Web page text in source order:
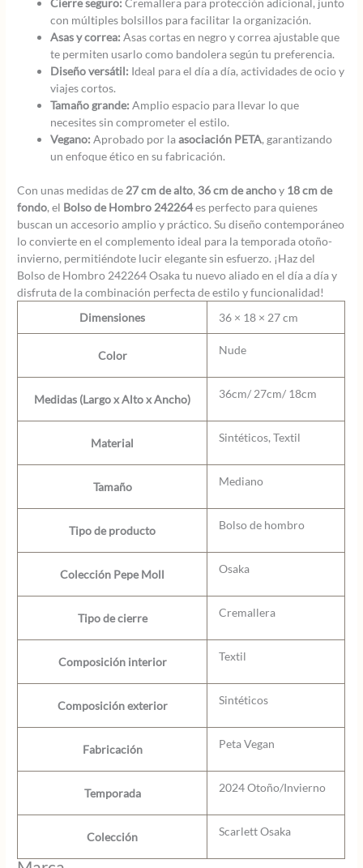
Cierre seguro: Cremallera para protección adicional, junto
con múltiples bolsillos para facilitar la organización.
Asas y correa: Asas cortas en negro y correa ajustable que
te permiten usarlo como bandolera según tu preferencia.
Diseño versátil: Ideal para el día a día, actividades de ocio y
viajes cortos.
Tamaño grande: Amplio espacio para llevar lo que
necesites sin comprometer el estilo.
Vegano: Aprobado por laasociación PETA, garantizando
un enfoque ético en su fabricación.
Con unas medidas de 27 cm de alto, 36 cm de anchoy 18 cm de
fondo, el Bolso de Hombro 242264es perfecto para quienes
buscan un accesorio amplio y práctico. Su diseño contemporáneo
lo convierte en el complemento ideal para la temporada otoño-
invierno, permitiéndote lucir elegante sin esfuerzo. ¡Haz del
Bolso de Hombro 242264 Osaka tu nuevo aliado en el día a día y
disfruta de la combinación perfecta de estilo y funcionalidad!
Dimensiones
36 × 18 × 27 cm
Color Nude
Medidas (Largo x Alto x Ancho) 36cm/ 27cm/ 18cm
Material Sintéticos, Textil
Tamaño Mediano
Tipo de producto Bolso de hombro
Colección Pepe Moll Osaka
Tipo de cierre Cremallera
Composición interior Textil
Composición exterior Sintéticos
Fabricación Peta Vegan
Temporada 2024 Otoño/Invierno
Colección Scarlett Osaka